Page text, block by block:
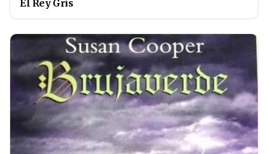
El Rey Gris